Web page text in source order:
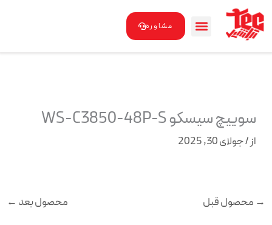
محتوا
مشاوره
سوییچ سیسکو WS-C3850-48P-S
از/جولای 30, 2025
→ محصول قبل محصول بعد ←